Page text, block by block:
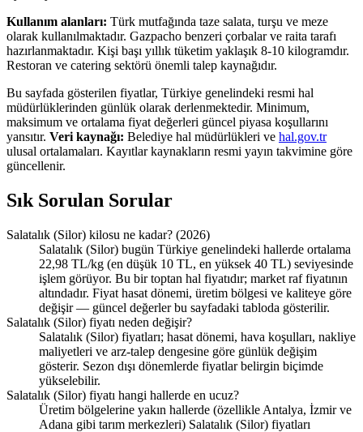
Kullanım alanları: Türk mutfağında taze salata, turşu ve meze
olarak kullanılmaktadır. Gazpacho benzeri çorbalar ve raita tarafı
hazırlanmaktadır. Kişi başı yıllık tüketim yaklaşık 8-10 kilogramdır.
Restoran ve catering sektörü önemli talep kaynağıdır.
Bu sayfada gösterilen fiyatlar, Türkiye genelindeki resmi hal
müdürlüklerinden günlük olarak derlenmektedir. Minimum,
maksimum ve ortalama fiyat değerleri güncel piyasa koşullarını
yansıtır. Veri kaynağı: Belediye hal müdürlükleri ve hal.gov.tr
ulusal ortalamaları. Kayıtlar kaynakların resmi yayın takvimine göre
güncellenir.
Sık Sorulan Sorular
Salatalık (Silor) kilosu ne kadar? (2026)
Salatalık (Silor) bugün Türkiye genelindeki hallerde ortalama
22,98 TL/kg (en düşük 10 TL, en yüksek 40 TL) seviyesinde
işlem görüyor. Bu bir toptan hal fiyatıdır; market raf fiyatının
altındadır. Fiyat hasat dönemi, üretim bölgesi ve kaliteye göre
değişir — güncel değerler bu sayfadaki tabloda gösterilir.
Salatalık (Silor) fiyatı neden değişir?
Salatalık (Silor) fiyatları; hasat dönemi, hava koşulları, nakliye
maliyetleri ve arz-talep dengesine göre günlük değişim
gösterir. Sezon dışı dönemlerde fiyatlar belirgin biçimde
yükselebilir.
Salatalık (Silor) fiyatı hangi hallerde en ucuz?
Üretim bölgelerine yakın hallerde (özellikle Antalya, İzmir ve
Adana gibi tarım merkezleri) Salatalık (Silor) fiyatları